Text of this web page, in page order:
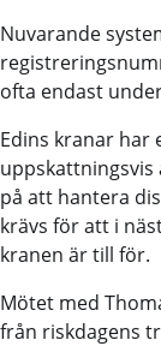
Nuvarande
ofta endast
Edins kranar har
uppskattningsvis
på att hantera
krävs för att i
kranen är till för.
Mötet med
från riskdagens